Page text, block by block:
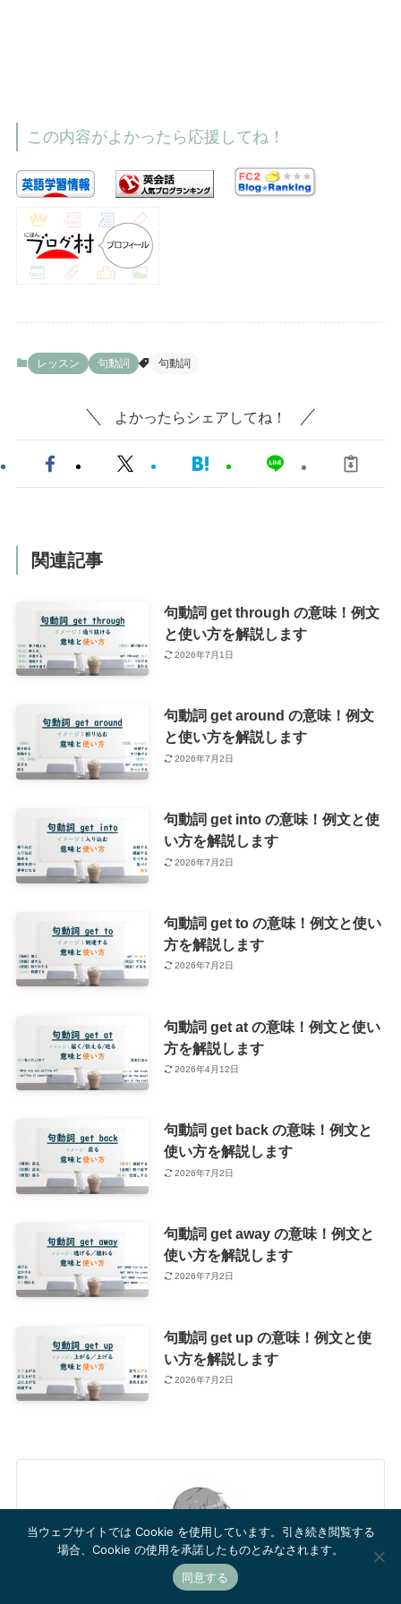
この内容がよかったら応援してね！
レッスン 句動詞 句動詞
よかったらシェアしてね！
関連記事
句動詞 get through の意味！例文
と使い方を解説します
2026年7月1日
句動詞 get around の意味！例文
と使い方を解説します
2026年7月2日
句動詞 get into の意味！例文と使
い方を解説します
2026年7月2日
句動詞 get to の意味！例文と使い
方を解説します
2026年7月2日
句動詞 get at の意味！例文と使い
方を解説します
2026年4月12日
句動詞 get back の意味！例文と
使い方を解説します
2026年7月2日
句動詞 get away の意味！例文と
使い方を解説します
2026年7月2日
句動詞 get up の意味！例文と使
い方を解説します
2026年7月2日
当ウェブサイトでは Cookie を使用しています。引き続き閲覧する
場合、Cookie の使用を承諾したものとみなされます。
同意する